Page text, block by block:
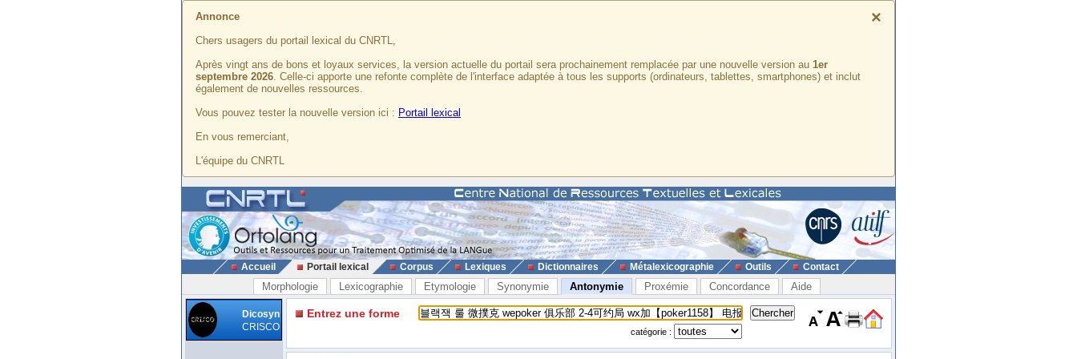
×
Annonce
Chers usagers du portail lexical du CNRTL,
Après vingt ans de bons et loyaux services, la version actuelle du portail sera prochainement remplacée par une nouvelle version au 1er
septembre 2026. Celle-ci apporte une refonte complète de l'interface adaptée à tous les supports (ordinateurs, tablettes, smartphones) et inclut
également de nouvelles ressources.
Vous pouvez tester la nouvelle version ici : Portail lexical
En vous remerciant,
L'équipe du CNRTL
Accueil Portail lexical Corpus Lexiques Dictionnaires Métalexicographie Outils Contact
Morphologie Lexicographie Etymologie Synonymie Antonymie Proxémie Concordance Aide
Dicosyn
CRISCO
Entrez une forme
catégorie :